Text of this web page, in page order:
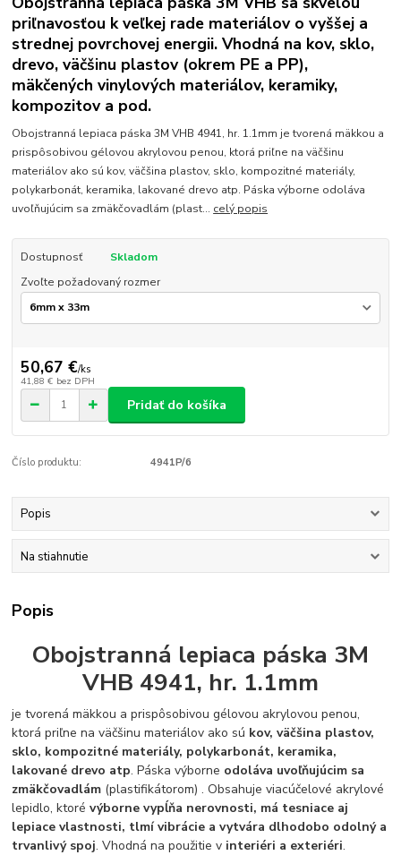
priľnavosťou k veľkej rade materiálov o vyššej a
strednej povrchovej energii. Vhodná na kov, sklo,
drevo, väčšinu plastov (okrem PE a PP),
mäkčených vinylových materiálov, keramiky,
kompozitov a pod.
Obojstranná lepiaca páska 3M VHB 4941, hr. 1.1mm je tvorená mäkkou a
prispôsobivou gélovou akrylovou penou, ktorá priľne na väčšinu
materiálov ako sú kov, väčšina plastov, sklo, kompozitné materiály,
polykarbonát, keramika, lakované drevo atp. Páska výborne odoláva
uvoľňujúcim sa zmäkčovadlám (plast... celý popis
Dostupnosť
Skladom
Zvoľte požadovaný rozmer
50,67 €/ks
41,88 € bez DPH
Pridať do košíka
Číslo produktu: 4941P/6
Popis
Na stiahnutie
Popis
Obojstranná lepiaca páska 3M
VHB 4941, hr. 1.1mm
je tvorená mäkkou a prispôsobivou gélovou akrylovou penou,
ktorá priľne na väčšinu materiálov ako sú kov, väčšina plastov,
sklo, kompozitné materiály, polykarbonát, keramika,
lakované drevo atp. Páska výborne odoláva uvoľňujúcim sa
zmäkčovadlám (plastifikátorom) . Obsahuje viacúčelové akrylové
lepidlo, ktorévýborne vypĺňa nerovnosti, má tesniace aj
lepiace vlastnosti, tlmí vibrácie a vytvára dlhodobo odolný a
trvanlivý spoj. Vhodná na použitie v interiéri a exteriéri.